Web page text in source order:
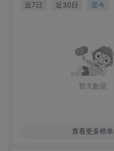
近7日 近30日 至今
暂无数据
查看更多榜单